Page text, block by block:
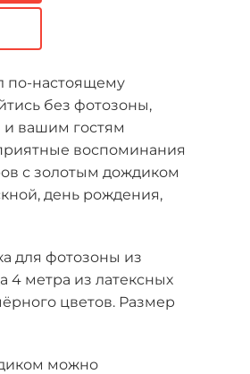
по-настоящему
без фотозоны,
и вашим гостям
воспоминания
с золотым дождиком
день рождения,
для фотозоны из
4 метра из латексных
цветов. Размер
можно